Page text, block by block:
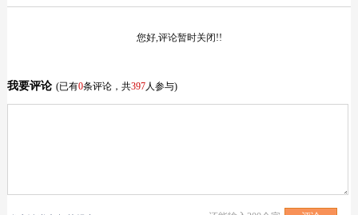
您好,评论暂时关闭!!
我要评论 (已有0条评论，共397人参与)